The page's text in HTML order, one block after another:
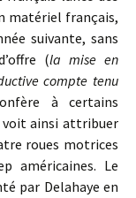
matériel français,
suivante, sans
(la mise en
compte tenu
à certains
voit ainsi attribuer
roues motrices
américaines. Le
par Delahaye en